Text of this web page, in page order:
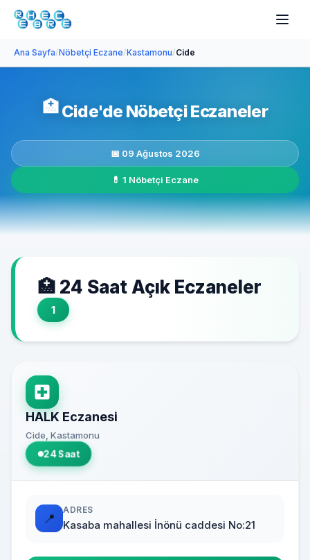
Ana Sayfa/Nöbetçi Eczane/Kastamonu/Cide
🏥Cide'de Nöbetçi Eczaneler
📅 09 Ağustos 2026
💊 1 Nöbetçi Eczane
🏥 24 Saat Açık Eczaneler
1
HALK Eczanesi
Cide, Kastamonu
24 Saat
📍
ADRES
Kasaba mahallesi İnönü caddesi No:21